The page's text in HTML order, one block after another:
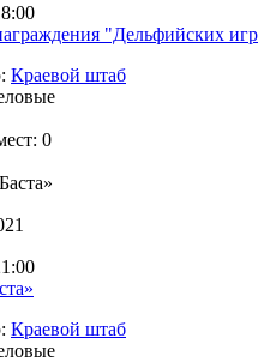
"Дельфийских
Краевой штаб
0
Краевой штаб